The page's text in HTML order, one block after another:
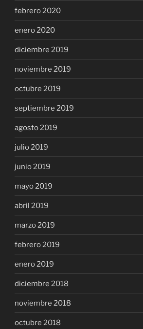
febrero 2020
enero 2020
diciembre 2019
noviembre 2019
octubre 2019
septiembre 2019
agosto 2019
julio 2019
junio 2019
mayo 2019
abril 2019
marzo 2019
febrero 2019
enero 2019
diciembre 2018
noviembre 2018
octubre 2018